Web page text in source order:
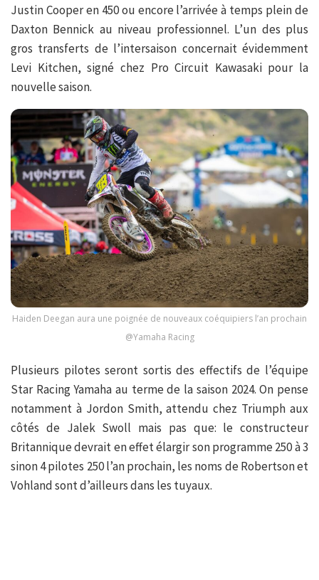
Justin Cooper en 450 ou encore l’arrivée à temps plein de
Daxton Bennick au niveau professionnel. L’un des plus
gros transferts de l’intersaison concernait évidemment
Levi Kitchen, signé chez Pro Circuit Kawasaki pour la
nouvelle saison.
Haiden Deegan aura une poignée de nouveaux coéquipiers l’an prochain
@Yamaha Racing
Plusieurs pilotes seront sortis des effectifs de l’équipe
Star Racing Yamaha au terme de la saison 2024. On pense
notamment à Jordon Smith, attendu chez Triumph aux
côtés de Jalek Swoll mais pas que: le constructeur
Britannique devrait en effet élargir son programme 250 à 3
sinon 4 pilotes 250 l’an prochain, les noms de Robertson et
Vohland sont d’ailleurs dans les tuyaux.